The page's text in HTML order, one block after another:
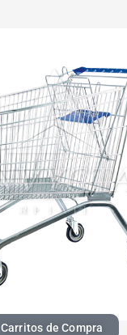
Carritos de Compra